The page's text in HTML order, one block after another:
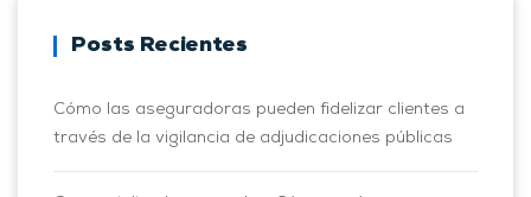
Posts Recientes
Cómo las aseguradoras pueden fidelizar clientes a
través de la vigilancia de adjudicaciones públicas